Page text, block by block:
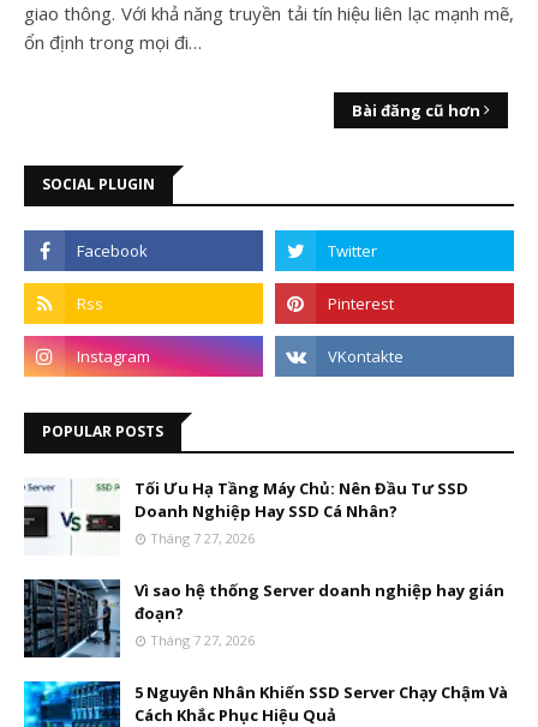
giao thông. Với khả năng truyền tải tín hiệu liên lạc mạnh mẽ,
ổn định trong mọi đi…
Bài đăng cũ hơn
SOCIAL PLUGIN
POPULAR POSTS
Tối Ưu Hạ Tầng Máy Chủ: Nên Đầu Tư SSD
Doanh Nghiệp Hay SSD Cá Nhân?
Tháng 7 27, 2026
Vì sao hệ thống Server doanh nghiệp hay gián
đoạn?
Tháng 7 27, 2026
5 Nguyên Nhân Khiến SSD Server Chạy Chậm Và
Cách Khắc Phục Hiệu Quả